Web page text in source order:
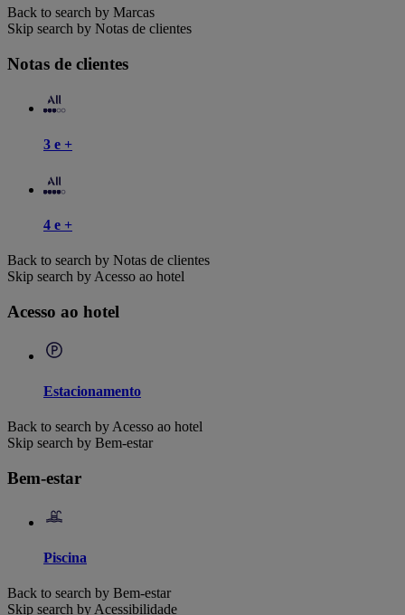
Back to search by Marcas
Skip search by Notas de clientes
Notas de clientes
3 e +
4 e +
Back to search by Notas de clientes
Skip search by Acesso ao hotel
Acesso ao hotel
Estacionamento
Back to search by Acesso ao hotel
Skip search by Bem-estar
Bem-estar
Piscina
Back to search by Bem-estar
Skip search by Acessibilidade